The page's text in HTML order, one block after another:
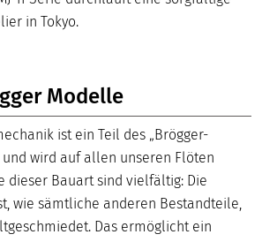
in Tokyo.
Modelle
ist ein Teil des „Brögger-
wird auf allen unseren Flöten
dieser Bauart sind vielfältig: Die
wie sämtliche anderen Bestandteile,
Das ermöglicht ein